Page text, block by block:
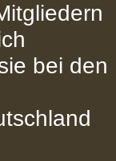
bei den